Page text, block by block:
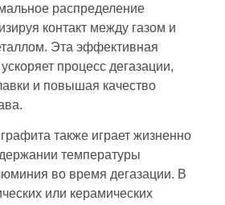
распределение
контакт между газом и
Эта эффективная
процесс дегазации,
и повышая качество
также играет жизненно
температуры
во время дегазации. В
или керамических